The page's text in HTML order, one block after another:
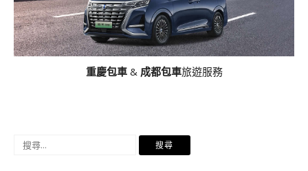
重慶包車& 成都包車旅遊服務
搜